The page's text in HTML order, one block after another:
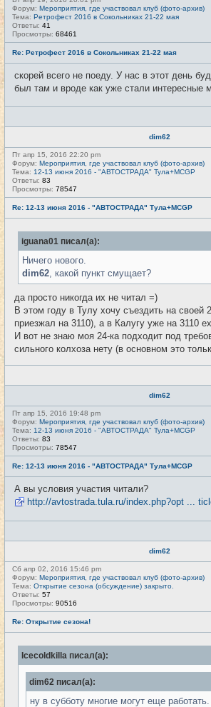
Форум: Мероприятия, где участвовал клуб (фото-архив)
Тема: Ретрофест 2016 в Сокольниках 21-22 мая
Ответы: 41
Просмотры: 68461
Re: Ретрофест 2016 в Сокольниках 21-22 мая
скорей всего не поеду. У нас в этот день
был там и вроде как уже стали интересные
dim62
Пт апр 15, 2016 22:20 pm
Форум: Мероприятия, где участвовал клуб (фото-архив)
Тема: 12-13 июня 2016 - "АВТОСТРАДА" Тула+MCGP
Ответы: 83
Просмотры: 78547
Re: 12-13 июня 2016 - "АВТОСТРАДА" Тула+MCGP
iguana01 писал(а):
Ничего нового.
dim62 , какой пункт смущает?
да просто никогда их не читал =)
В этом году в Тулу хочу съездить на своей
приезжал на 3110), а в Калугу уже на 3110
И вот не знаю моя 24-ка подходит под
сильного колхоза нету (в основном это
dim62
Пт апр 15, 2016 19:48 pm
Форум: Мероприятия, где участвовал клуб (фото-архив)
Тема: 12-13 июня 2016 - "АВТОСТРАДА" Тула+MCGP
Ответы: 83
Просмотры: 78547
Re: 12-13 июня 2016 - "АВТОСТРАДА" Тула+MCGP
А вы условия участия читали?
http://avtostrada.tula.ru/index.php?opt ...
dim62
Сб апр 02, 2016 15:46 pm
Форум: Мероприятия, где участвовал клуб (фото-архив)
Тема: Открытие сезона (обсуждение) закрыто.
Ответы: 57
Просмотры: 90516
Re: Открытие сезона!
Icecoldkilla писал(а):
dim62 писал(а):
ну в субботу многие могут еще работать.